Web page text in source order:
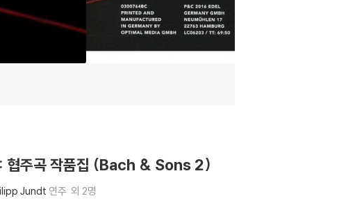
주곡 작품집 (Bach & Sons 2)
Jundt 연주 외 2명